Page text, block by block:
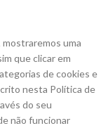
uma
que clicar em
de cookies e
nesta Política de
do seu
não funcionar